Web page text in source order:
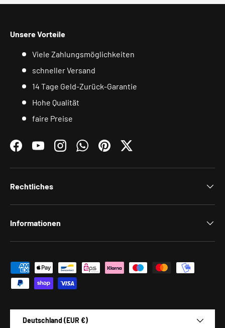
Unsere Vorteile
Viele Zahlungsmöglichkeiten
schneller Versand
14 Tage Geld-Zurück-Garantie
Hohe Qualität
faire Preise
FacebookYouTubeInstagramWhatsAppPinterestTwitter
Rechtliches
Informationen
Zahlungsmethoden
Deutschland (EUR €)